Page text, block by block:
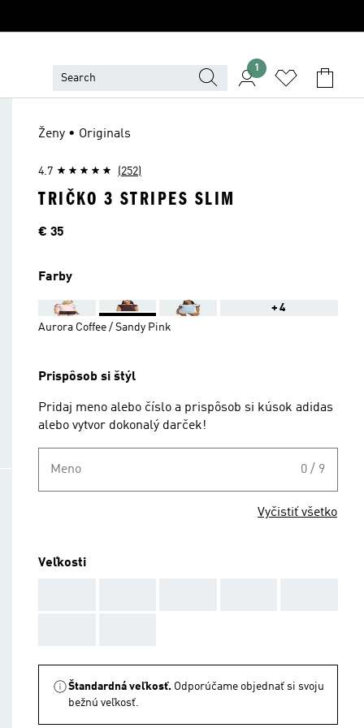
1
Ženy • Originals
4.7 (252)
TRIČKO 3 STRIPES SLIM
Cena
€ 35
Farby
+4
Aurora Coffee / Sandy Pink
Prispôsob si štýl
Pridaj meno alebo číslo a prispôsob si kúsok adidas
alebo vytvor dokonalý darček!
Meno 0 / 9
Vyčistiť všetko
Veľkosti
Štandardná veľkosť. Odporúčame objednať si svoju
bežnú veľkosť.